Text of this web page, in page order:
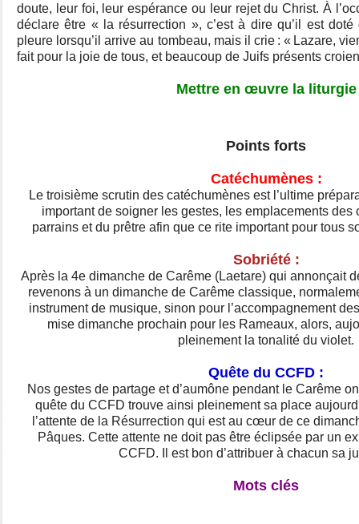
doute, leur foi, leur espérance ou leur rejet du Christ. À
déclare être « la résurrection », c’est à dire qu’il est
pleure lorsqu’il arrive au tombeau, mais il crie : « Lazare,
fait pour la joie de tous, et beaucoup de Juifs présents
Mettre en œuvre la liturgie
Points forts
Catéchumènes :
Le troisième scrutin des catéchumènes est l’ultime
important de soigner les gestes, les emplacements des
parrains et du prêtre afin que ce rite important pour tous
Sobriété :
Après la 4e dimanche de Carême (Laetare) qui annonçait
revenons à un dimanche de Carême classique,
instrument de musique, sinon pour l’accompagnement
mise dimanche prochain pour les Rameaux, alors,
pleinement la tonalité du violet.
Quête du CCFD :
Nos gestes de partage et d’aumône pendant le Carême
quête du CCFD trouve ainsi pleinement sa place
l’attente de la Résurrection qui est au cœur de ce
Pâques. Cette attente ne doit pas être éclipsée par un
CCFD. Il est bon d’attribuer à chacun sa
Mots clés